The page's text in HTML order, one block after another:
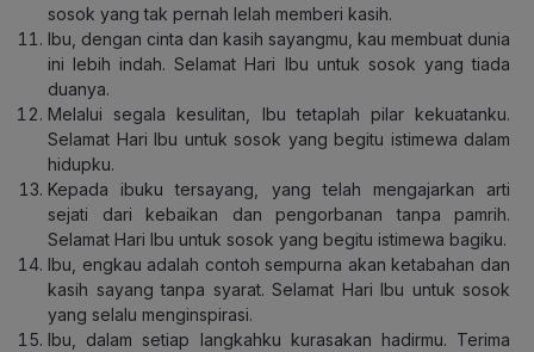
sosok yang tak pernah lelah memberi kasih.
Ibu, dengan cinta dan kasih sayangmu, kau membuat dunia
ini lebih indah. Selamat Hari Ibu untuk sosok yang tiada
duanya.
Melalui segala kesulitan, Ibu tetaplah pilar kekuatanku.
Selamat Hari Ibu untuk sosok yang begitu istimewa dalam
hidupku.
Kepada ibuku tersayang, yang telah mengajarkan arti
sejati dari kebaikan dan pengorbanan tanpa pamrih.
Selamat Hari Ibu untuk sosok yang begitu istimewa bagiku.
Ibu, engkau adalah contoh sempurna akan ketabahan dan
kasih sayang tanpa syarat. Selamat Hari Ibu untuk sosok
yang selalu menginspirasi.
Ibu, dalam setiap langkahku kurasakan hadirmu. Terima